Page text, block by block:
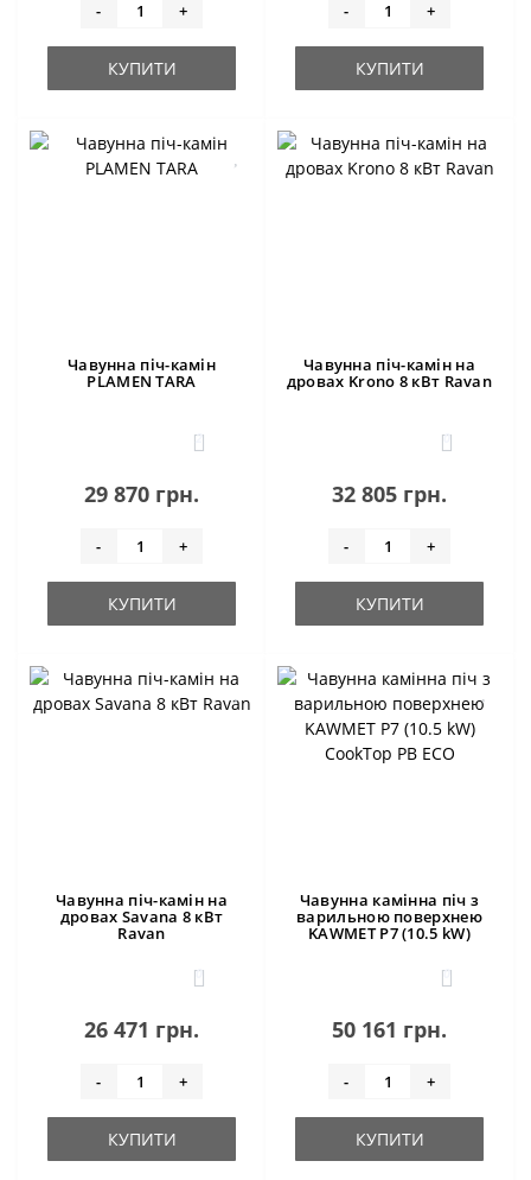
- +
КУПИТИ
- +
КУПИТИ
Чавунна піч-камін
PLAMEN TARA
2
29 870 грн.
- +
КУПИТИ
Чавунна піч-камін на
дровах Krono 8 кВт Ravan
0
32 805 грн.
- +
КУПИТИ
Чавунна піч-камін на
дровах Savana 8 кВт
Ravan
0
26 471 грн.
- +
КУПИТИ
Чавунна камінна піч з
варильною поверхнею
KAWMET P7 (10.5 kW)
0
50 161 грн.
- +
КУПИТИ